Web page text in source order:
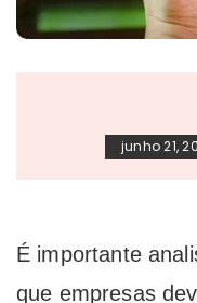
junho 21,
É importante
que empresas